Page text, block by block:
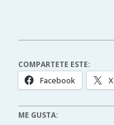
COMPARTETE ESTE:
Facebook X
ME GUSTA: